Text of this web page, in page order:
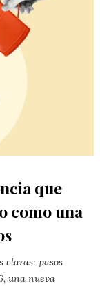
que
como una
claras: pasos
una nueva